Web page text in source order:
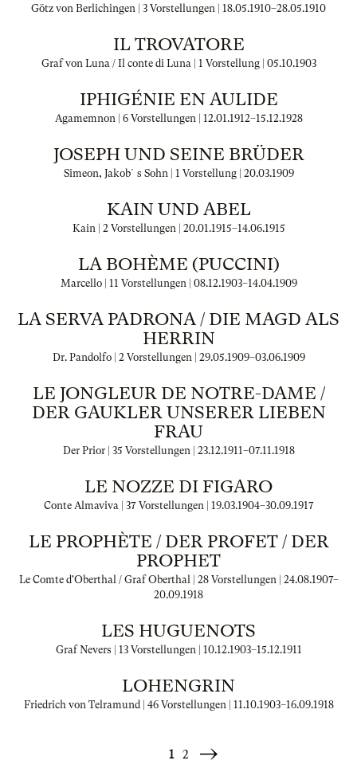
Götz von Berlichingen | 3 Vorstellungen | 18.05.1910–28.05.1910
IL TROVATORE
Graf von Luna / Il conte di Luna | 1 Vorstellung | 05.10.1903
IPHIGÉNIE EN AULIDE
Agamemnon | 6 Vorstellungen | 12.01.1912–15.12.1928
JOSEPH UND SEINE BRÜDER
Simeon, Jakob´s Sohn | 1 Vorstellung | 20.03.1909
KAIN UND ABEL
Kain | 2 Vorstellungen | 20.01.1915–14.06.1915
LA BOHÈME (PUCCINI)
Marcello | 11 Vorstellungen | 08.12.1903–14.04.1909
LA SERVA PADRONA / DIE MAGD ALS
HERRIN
Dr. Pandolfo | 2 Vorstellungen | 29.05.1909–03.06.1909
LE JONGLEUR DE NOTRE-DAME /
DER GAUKLER UNSERER LIEBEN
FRAU
Der Prior | 35 Vorstellungen | 23.12.1911–07.11.1918
LE NOZZE DI FIGARO
Conte Almaviva | 37 Vorstellungen | 19.03.1904–30.09.1917
LE PROPHÈTE / DER PROFET / DER
PROPHET
Le Comte d'Oberthal / Graf Oberthal | 28 Vorstellungen | 24.08.1907–
20.09.1918
LES HUGUENOTS
Graf Nevers | 13 Vorstellungen | 10.12.1903–15.12.1911
LOHENGRIN
Friedrich von Telramund | 46 Vorstellungen | 11.10.1903–16.09.1918
1 2
Weiter